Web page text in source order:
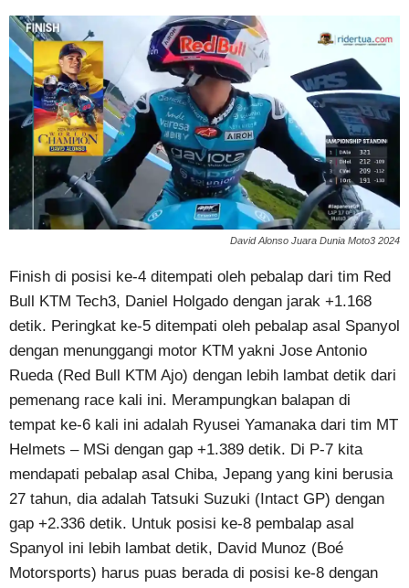
David Alonso Juara Dunia Moto3 2024
Finish di posisi ke-4 ditempati oleh pebalap dari tim Red
Bull KTM Tech3, Daniel Holgado dengan jarak +1.168
detik. Peringkat ke-5 ditempati oleh pebalap asal Spanyol
dengan menunggangi motor KTM yakni Jose Antonio
Rueda (Red Bull KTM Ajo) dengan lebih lambat detik dari
pemenang race kali ini. Merampungkan balapan di
tempat ke-6 kali ini adalah Ryusei Yamanaka dari tim MT
Helmets – MSi dengan gap +1.389 detik. Di P-7 kita
mendapati pebalap asal Chiba, Jepang yang kini berusia
27 tahun, dia adalah Tatsuki Suzuki (Intact GP) dengan
gap +2.336 detik. Untuk posisi ke-8 pembalap asal
Spanyol ini lebih lambat detik, David Munoz (Boé
Motorsports) harus puas berada di posisi ke-8 dengan